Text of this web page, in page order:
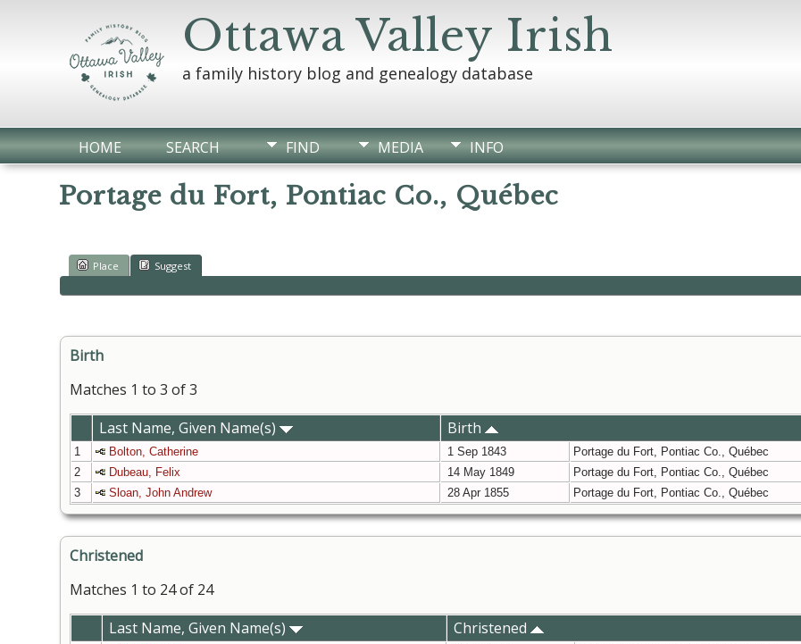
Ottawa Valley Irish
a family history blog and genealogy database
HOME SEARCH FIND MEDIA INFO
Portage du Fort, Pontiac Co., Québec
Place Suggest
Birth
Matches 1 to 3 of 3
Last Name, Given Name(s)
Birth
1 Bolton, Catherine 1 Sep 1843 Portage du Fort, Pontiac Co., Québec
2
Dubeau, Felix 14 May 1849 Portage du Fort, Pontiac Co., Québec
3
Sloan, John Andrew 28 Apr 1855 Portage du Fort, Pontiac Co., Québec
Christened
Matches 1 to 24 of 24
Last Name, Given Name(s)
Christened